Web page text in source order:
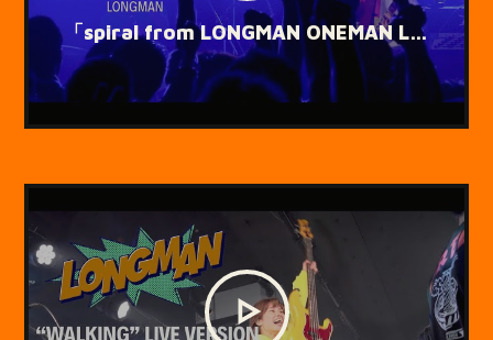
「spiral from LONGMAN ONEMAN LIVE 2025「ピザ」 @WstudioRED」